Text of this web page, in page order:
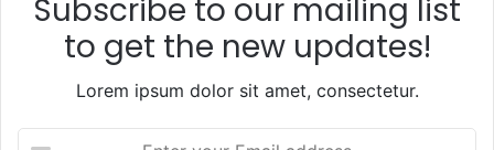
Subscribe to our mailing list
to get the new updates!
Lorem ipsum dolor sit amet, consectetur.